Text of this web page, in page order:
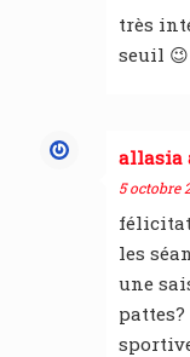
très
seuil 😉
allasia
5 octobre
les
une
pattes?